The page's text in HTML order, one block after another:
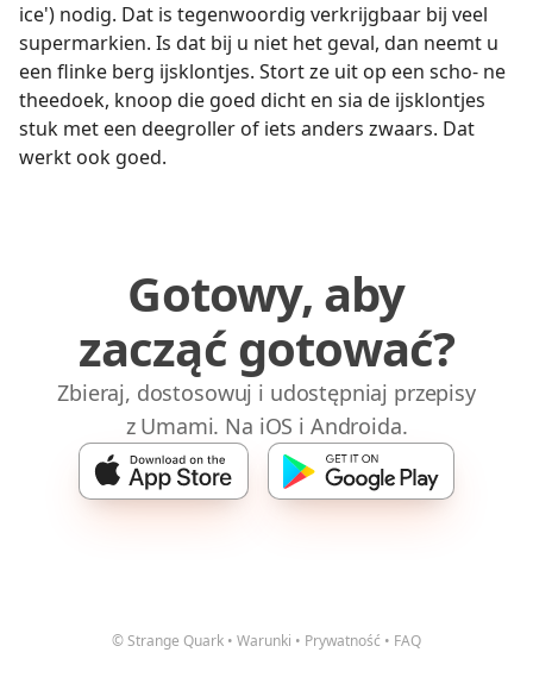
ice') nodig. Dat is tegenwoordig verkrijgbaar bij veel
supermarkien. Is dat bij u niet het geval, dan neemt u
een flinke berg ijsklontjes. Stort ze uit op een scho- ne
theedoek, knoop die goed dicht en sia de ijsklontjes
stuk met een deegroller of iets anders zwaars. Dat
werkt ook goed.
Gotowy, aby
zacząć gotować?
Zbieraj, dostosowuj i udostępniaj przepisy
z Umami. Na iOS i Androida.
© Strange Quark • Warunki • Prywatność • FAQ